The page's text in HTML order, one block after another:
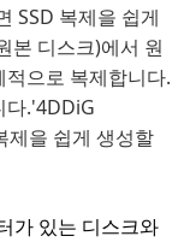
SSD 복제을 쉽게
본 디스크)에서 원
으로 복제합니다.
다.'4DDiG
을 쉽게 생성할
가 있는 디스크와